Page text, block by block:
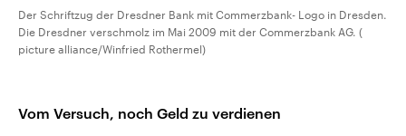
Der Schriftzug der Dresdner Bank mit Commerzbank- Logo in Dresden.
Die Dresdner verschmolz im Mai 2009 mit der Commerzbank AG. (
picture alliance/Winfried Rothermel)
Vom Versuch, noch Geld zu verdienen